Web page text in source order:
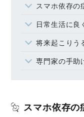
スマホ依存の
日常生活に良
将来起こりう
専門家の手助
スマホ依存の